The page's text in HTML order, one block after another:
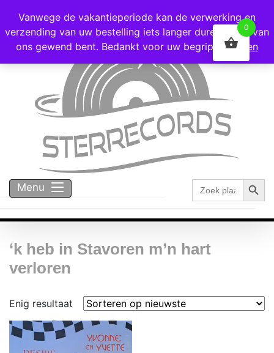
Voor 16:00 besteld = vandaag verzonden!
Menu
Zoek
naar:
‘k heb in Stavoren m’n hart
verloren
Enig resultaat
Vanwege de vakantieperiode kan de verwerking en
verzending van uw bestelling iets langer duren dan u van
ons gewend bent. Bedankt voor uw begrip!
Negeren
0